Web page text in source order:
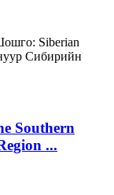
Siberian
Сибирийн
Southern
...